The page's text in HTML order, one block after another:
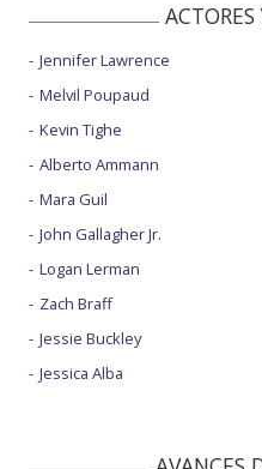
ACTORES
Jennifer Lawrence
Melvil Poupaud
Kevin Tighe
Alberto Ammann
Mara Guil
John Gallagher Jr.
Logan Lerman
Zach Braff
Jessie Buckley
Jessica Alba